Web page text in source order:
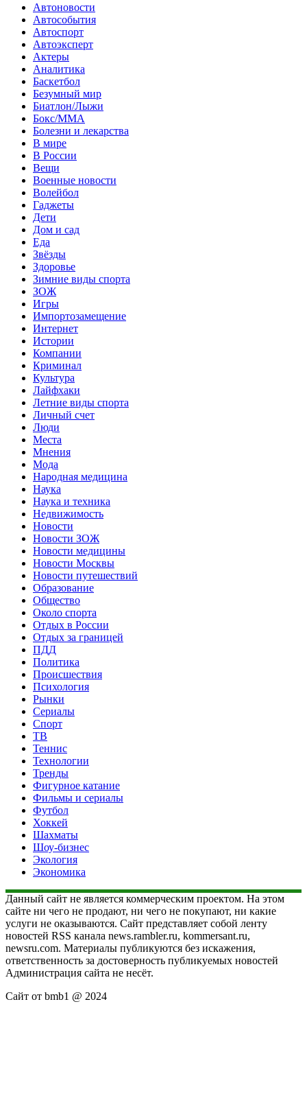
Автоновости
Автособытия
Автоспорт
Автоэксперт
Актеры
Аналитика
Баскетбол
Безумный мир
Биатлон/Лыжи
Бокс/MMA
Болезни и лекарства
В мире
В России
Вещи
Военные новости
Волейбол
Гаджеты
Дети
Дом и сад
Еда
Звёзды
Здоровье
Зимние виды спорта
ЗОЖ
Игры
Импортозамещение
Интернет
Истории
Компании
Криминал
Культура
Лайфхаки
Летние виды спорта
Личный счет
Люди
Места
Мнения
Мода
Народная медицина
Наука
Наука и техника
Недвижимость
Новости
Новости ЗОЖ
Новости медицины
Новости Москвы
Новости путешествий
Образование
Общество
Около спорта
Отдых в России
Отдых за границей
ПДД
Политика
Происшествия
Психология
Рынки
Сериалы
Спорт
ТВ
Теннис
Технологии
Тренды
Фигурное катание
Фильмы и сериалы
Футбол
Хоккей
Шахматы
Шоу-бизнес
Экология
Экономика
Данный сайт не является коммерческим проектом. На этом
сайте ни чего не продают, ни чего не покупают, ни какие
услуги не оказываются. Сайт представляет собой ленту
новостей RSS канала news.rambler.ru, kommersant.ru,
newsru.com. Материалы публикуются без искажения,
ответственность за достоверность публикуемых новостей
Администрация сайта не несёт.
Сайт от bmb1 @ 2024